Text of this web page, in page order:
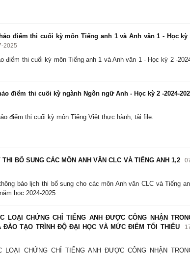
điểm thi cuối kỳ môn Tiếng anh 1 và Anh văn 1 - Học kỳ
2025
điểm thi cuối kỳ môn Tiếng anh 1 và Anh văn 1 - Học kỳ 2 -
điểm thi cuối kỳ ngành Ngôn ngữ Anh - Học kỳ 2 -2024-
điểm thi cuối kỳ môn Tiếng Việt thực hành, tải file.
THI BỔ SUNG CÁC MÔN ANH VĂN CLC VÀ TIẾNG ANH 1,2
báo lịch thi bổ sung cho các môn Anh văn CLC và Tiếng
học 2024-2025
LOẠI CHỨNG CHỈ TIẾNG ANH ĐƯỢC CÔNG NHẬN
ĐÀO TẠO TRÌNH ĐỘ ĐẠI HỌC VÀ MỨC ĐIỂM TỐI THIỂU
LOẠI CHỨNG CHỈ TIẾNG ANH ĐƯỢC CÔNG NHẬN